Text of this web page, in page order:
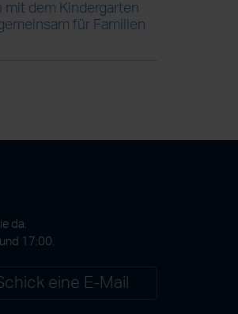
mit dem Kindergarten
für Familien
da.
17:00.
eine E-Mail